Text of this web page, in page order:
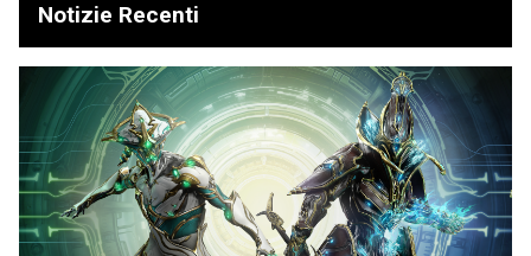
Notizie Recenti